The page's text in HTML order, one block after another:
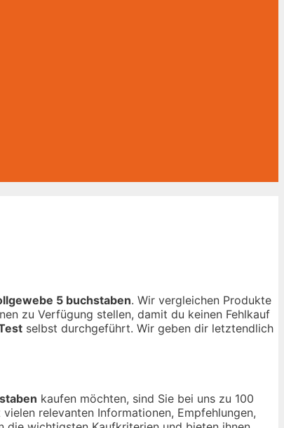
5 buchstaben. Wir vergleichen Produkte
zu Verfügung stellen, damit du keinen Fehlkauf
selbst durchgeführt. Wir geben dir letztendlich
kaufen möchten, sind Sie bei uns zu 100
relevanten Informationen, Empfehlungen,